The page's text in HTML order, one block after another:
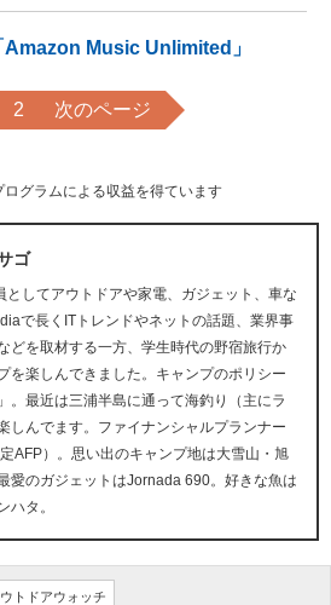
Amazon Music Unlimited」
2 次のページ
グラムによる収益を得ています
ゴ
としてアウトドアや家電、ガジェット、車な
で長くITトレンドやネットの話題、業界事
どを取材する一方、学生時代の野宿旅行か
を楽しんできました。キャンプのポリシー
。最近は三浦半島に通って海釣り（主にラ
しんでます。ファイナンシャルプランナー
定AFP）。思い出のキャンプ地は大雪山・旭
愛のガジェットはJornada 690。好きな魚は
ハタ。
トドアウォッチ